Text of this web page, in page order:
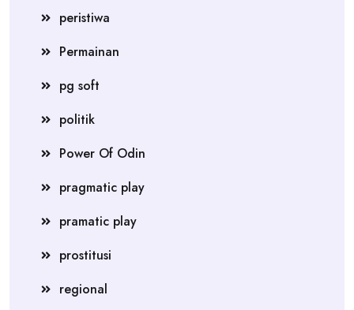
peristiwa
Permainan
pg soft
politik
Power Of Odin
pragmatic play
pramatic play
prostitusi
regional